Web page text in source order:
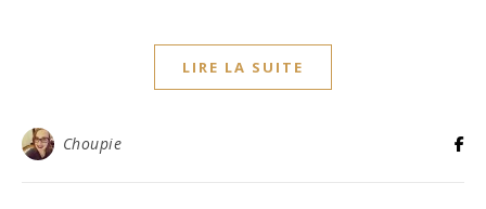
LIRE LA SUITE
Choupie